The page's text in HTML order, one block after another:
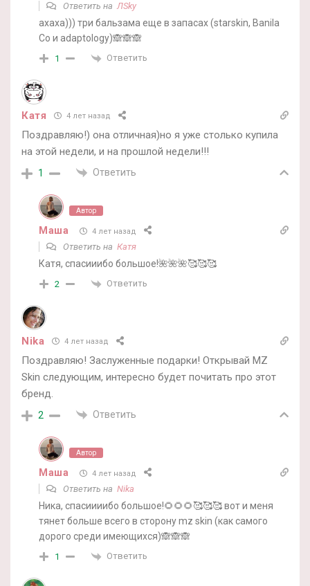
Ответить наЛSky
ахаха))) три бальзама еще в запасах (starskin, Banila
Co и adaptology)🙈🙈🙈
1 Ответить
Катя 4 лет назад
Поздравляю!) она отличная)но я уже столько купила
на этой недели, и на прошлой недели!!!
1 Ответить
Автор
Маша 4 лет назад
Ответить на Катя
Катя, спасииибо большое!🌺🌺🌺🥰🥰🥰
2 Ответить
Nika 4 лет назад
Поздравляю! Заслуженные подарки! Открывай MZ
Skin следующим, интересно будет почитать про этот
бренд.
2 Ответить
Автор
Маша 4 лет назад
Ответить на Nika
Ника, спасиииибо большое!🌻🌻🌻🥰🥰🥰 вот и меня
тянет больше всего в сторону mz skin (как самого
дорого среди имеющихся)🙈🙈🙈
1 Ответить